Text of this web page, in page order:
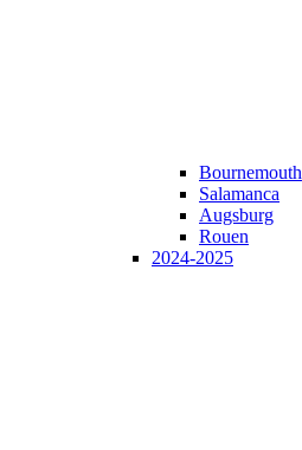
Bournemouth
Salamanca
Augsburg
Rouen
2024-2025